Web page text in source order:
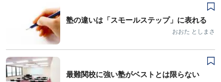
塾の違いは「スモールステップ」に表れる
おおた としまさ
最難関校に強い塾がベストとは限らない